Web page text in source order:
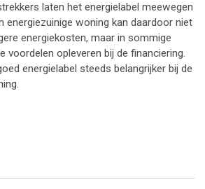
laten het energielabel meewegen
energiezuinige woning kan daardoor niet
energiekosten, maar in sommige
voordelen opleveren bij de financiering.
energielabel steeds belangrijker bij de